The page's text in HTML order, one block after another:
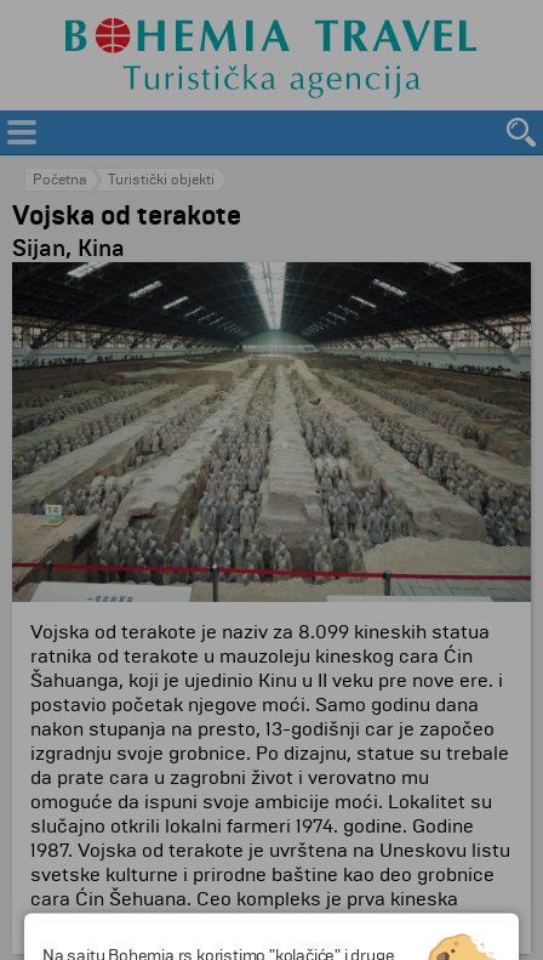
Početna Turistički objekti
Vojska od terakote
Sijan, Kina
Vojska od terakote je naziv za 8.099 kineskih statua
ratnika od terakote u mauzoleju kineskog cara Ćin
Šahuanga, koji je ujedinio Kinu u II veku pre nove ere. i
postavio početak njegove moći. Samo godinu dana
nakon stupanja na presto, 13-godišnji car je započeo
izgradnju svoje grobnice. Po dizajnu, statue su trebale
da prate cara u zagrobni život i verovatno mu
omoguće da ispuni svoje ambicije moći. Lokalitet su
slučajno otkrili lokalni farmeri 1974. godine. Godine
1987. Vojska od terakote je uvrštena na Uneskovu listu
svetske kulturne i prirodne baštine kao deo grobnice
cara Ćin Šehuana. Ceo kompleks je prva kineska
Na sajtu Bohemia.rs koristimo "kolačiće" i druge